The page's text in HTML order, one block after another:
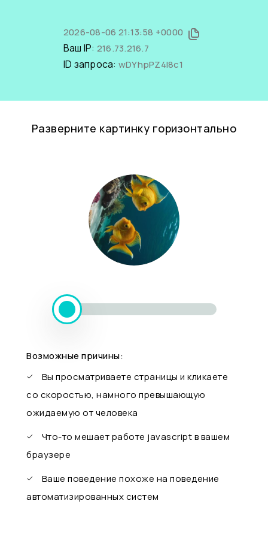
2026-08-06 21:13:58 +0000
Ваш IP: 216.73.216.7
ID запроса: wDYhpPZ4I8c1
Разверните картинку горизонтально
Возможные причины:
Вы просматриваете страницы и кликаете
со скоростью, намного превышающую
ожидаемую от человека
Что-то мешает работе javascript в вашем
браузере
Ваше поведение похоже на поведение
автоматизированных систем